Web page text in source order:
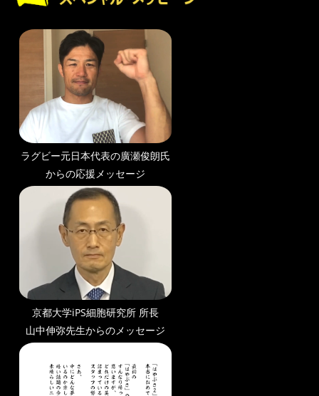
ラグビー元日本代表の廣瀬俊朗氏
からの応援メッセージ
京都大学iPS細胞研究所 所長
山中伸弥先生からのメッセージ